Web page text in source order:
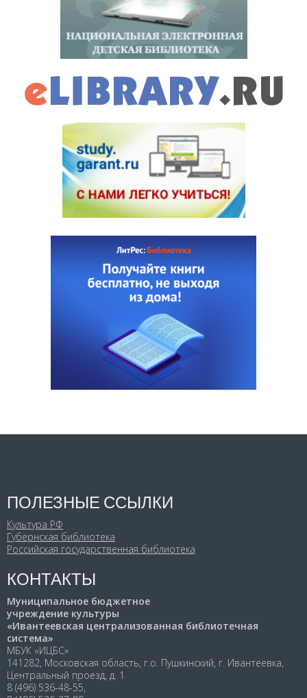
ПОЛЕЗНЫЕ ССЫЛКИ
Культура РФ
Губернская библиотека
Российская государственная библиотека
КОНТАКТЫ
Муниципальное бюджетное
учреждение культуры
«Ивантеевская централизованная библиотечная
система»
МБУК «ИЦБС»
141282, Московская область, г.о. Пушкинский, г. Ивантеевка,
Центральный проезд, д. 1
8 (496) 536-48-55,